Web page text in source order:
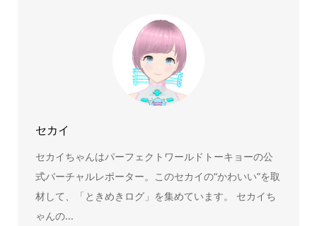
ーをいち早く皆さんにお届けすることも、私たちの使命の
セカイ
セカイちゃんはパーフェクトワールドトーキョーの公
式バーチャルレポーター。このセカイの“かわいい”を取
材して、「ときめきログ」を集めています。 セカイち
ゃんの...